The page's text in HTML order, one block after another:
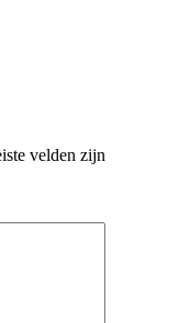
velden zijn